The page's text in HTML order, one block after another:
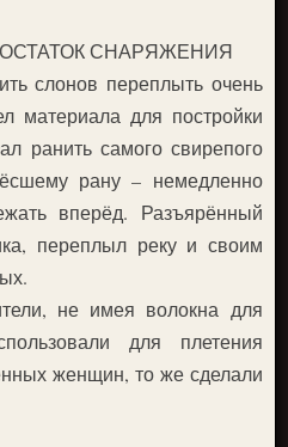
СНАРЯЖЕНИЯ
слонов переплыть очень
материала для постройки
ранить самого свирепого
рану – немедленно
вперёд. Разъярённый
переплыл реку и своим
не имея волокна для
для плетения
женщин, то же сделали